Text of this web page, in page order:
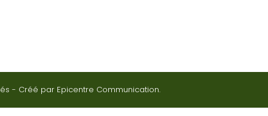
- Créé par Epicentre Communication.